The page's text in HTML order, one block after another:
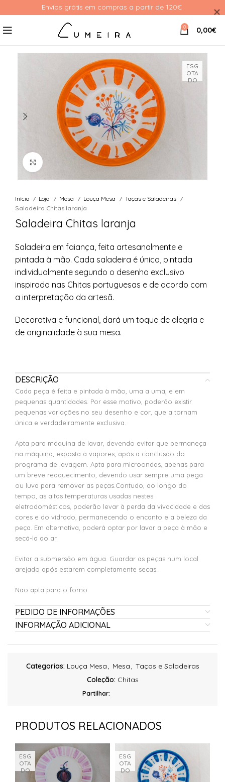
0 0,00€
ESG
OTA
DO
Ver Imagem
Início Loja Mesa Louça Mesa
Taças e Saladeiras
Saladeira Chitas laranja
Saladeira Chitas laranja
Saladeira em faiança, feita artesanalmente e
pintada à mão. Cada saladeira é única, pintada
individualmente segundo o desenho exclusivo
inspirado nas Chitas portuguesas e de acordo com
a interpretação da artesã.
Decorativa e funcional, dará um toque de alegria e
de originalidade à sua mesa.
DESCRIÇÃO
Cada peça é feita e pintada à mão, uma a uma, e em
pequenas quantidades. Por esse motivo, poderão existir
pequenas variações no seu desenho e cor, que a tornam
única e verdadeiramente exclusiva.
Apta para máquina de lavar, devendo evitar que permaneça
na máquina, exposta a vapores, após a conclusão do
programa de lavagem. Apta para microondas, apenas para
um breve reaquecimento, devendo usar sempre uma pega
ou luva para remover as peças.Contudo, ao longo do
tempo, as altas temperaturas usadas nestes
eletrodomésticos, poderão levar à perda da vivacidade e das
cores e do vidrado, permanecendo o encanto e a beleza da
peça. Em alternativa, poderá optar por lavar a peça à mão e
secá-la ao ar.
Evitar a submersão em água. Guardar as peças num local
arejado após estarem completamente secas.
Não apta para o forno.
PEDIDO DE INFORMAÇÕES
INFORMAÇÃO ADICIONAL
Categorias: Louça Mesa, Mesa, Taças e Saladeiras
Coleção: Chitas
Partilhar:
PRODUTOS RELACIONADOS
ESG
OTA
DO
ESG
OTA
DO
Envios grátis em compras a partir de 120€